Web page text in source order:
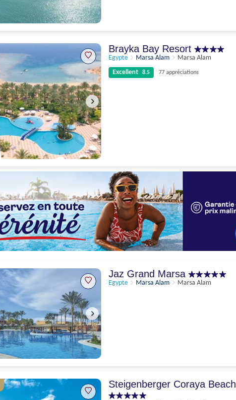
77 appréciations
8.5
Brayka Bay Resort
Egypte Marsa Alam
Marsa Alam
Excellent
8.5 77 appréciations
Jaz Grand Marsa
Egypte Marsa Alam Marsa Alam
Steigenberger Coraya Beach